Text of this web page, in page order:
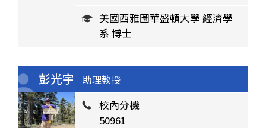
美國西雅圖華盛頓大學 經濟學
系 博士
彭光宇 助理教授
校內分機
50961